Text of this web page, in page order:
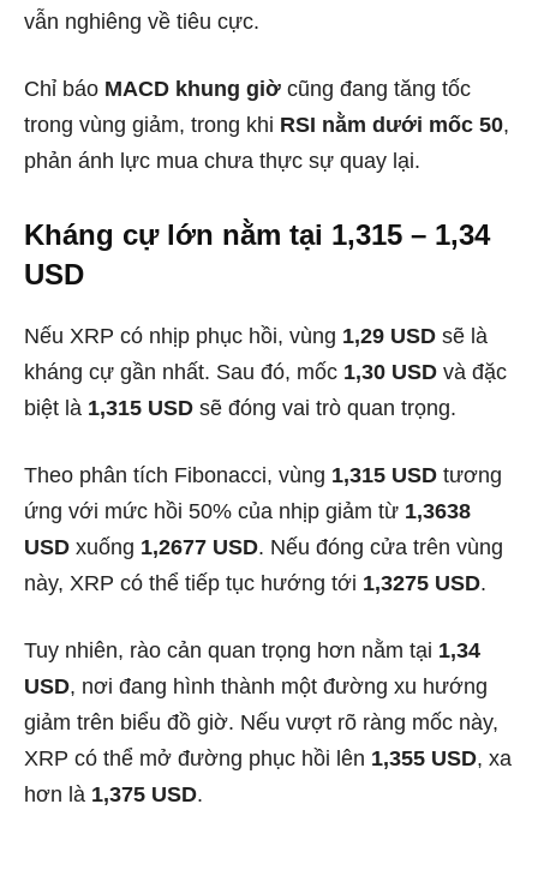
vẫn nghiêng về tiêu cực.
Chỉ báo MACD khung giờ cũng đang tăng tốc
trong vùng giảm, trong khi RSI nằm dưới mốc 50,
phản ánh lực mua chưa thực sự quay lại.
Kháng cự lớn nằm tại 1,315 – 1,34
USD
Nếu XRP có nhịp phục hồi, vùng 1,29 USD sẽ là
kháng cự gần nhất. Sau đó, mốc 1,30 USD và đặc
biệt là 1,315 USD sẽ đóng vai trò quan trọng.
Theo phân tích Fibonacci, vùng 1,315 USD tương
ứng với mức hồi 50% của nhịp giảm từ 1,3638
USD xuống 1,2677 USD. Nếu đóng cửa trên vùng
này, XRP có thể tiếp tục hướng tới 1,3275 USD.
Tuy nhiên, rào cản quan trọng hơn nằm tại 1,34
USD, nơi đang hình thành một đường xu hướng
giảm trên biểu đồ giờ. Nếu vượt rõ ràng mốc này,
XRP có thể mở đường phục hồi lên 1,355 USD, xa
hơn là 1,375 USD.